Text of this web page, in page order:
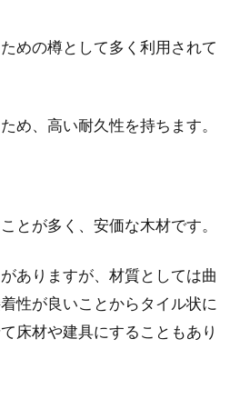
めの樽として多く利用されて
め、高い耐久性を持ちます。
とが多く、安価な木材です。
ありますが、材質としては曲
性が良いことからタイル状に
床材や建具にすることもあり